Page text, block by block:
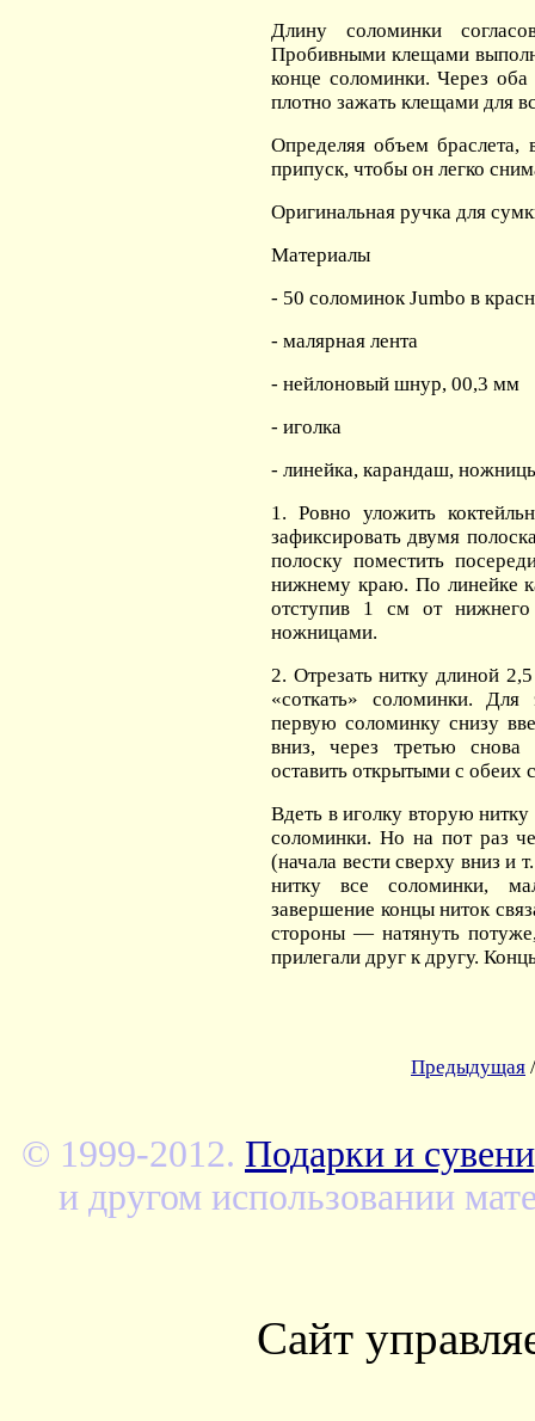
Длину соломинки
Пробивными клещами
конце соломинки. Через
плотно зажать клещами для
Определяя объем браслета,
припуск, чтобы он легко
Оригинальная ручка для
Материалы
- 50 соломинок Jumbo в
- малярная лента
- нейлоновый шнур, 00,3 мм
- иголка
- линейка, карандаш,
1. Ровно уложить
зафиксировать двумя
полоску поместить
нижнему краю. По линейке
отступив 1 см от нижнего
ножницами.
2. Отрезать нитку длиной
«соткать» соломинки. Для
первую соломинку снизу
вниз, через третью
оставить открытыми с обеих
Вдеть в иголку вторую
соломинки. Но на пот раз
(начала вести сверху вниз и
нитку все соломинки,
завершение концы ниток
стороны — натянуть
прилегали друг к другу.
Предыдущая
© 1999-2012. Подарки и
и другом использовании
Сайт